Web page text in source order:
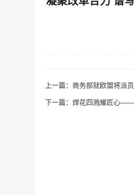
上一篇： 商务部就欧盟将派
下一篇： 焊花四溅耀匠心——